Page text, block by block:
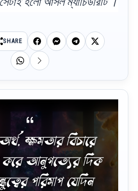
SHARE
ক্ষমতার বিচারে
করে আনুগত্যের দিক
পরিমাপ যেদিন